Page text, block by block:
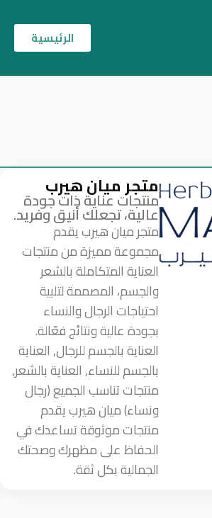
الرئيسية
متجر ميان هيرب
منتجات عناية ذات جودة
عالية، تجعلك أنيق وفريد.
متجر ميان هيرب يقدم
مجموعة مميزة من منتجات
العناية المتكاملة بالشعر
والجسم، المصممة لتلبية
احتياجات الرجال والنساء
بجودة عالية ونتائج فعّالة.
العناية بالجسم للرجال, العناية
بالجسم للنساء, العناية بالشعر,
منتجات تناسب الجميع (رجال
ونساء) ميان هيرب يقدم
منتجات موثوقة تساعدك في
الحفاظ على مظهرك وصحتك
الجمالية بكل ثقة.